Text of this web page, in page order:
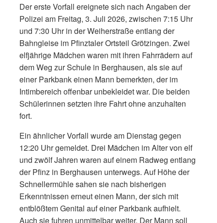
Der erste Vorfall ereignete sich nach Angaben der
Polizei am Freitag, 3. Juli 2026, zwischen 7:15 Uhr
und 7:30 Uhr in der Weiherstraße entlang der
Bahngleise im Pfinztaler Ortsteil Grötzingen. Zwei
elfjährige Mädchen waren mit ihren Fahrrädern auf
dem Weg zur Schule in Berghausen, als sie auf
einer Parkbank einen Mann bemerkten, der im
Intimbereich offenbar unbekleidet war. Die beiden
Schülerinnen setzten ihre Fahrt ohne anzuhalten
fort.
Ein ähnlicher Vorfall wurde am Dienstag gegen
12:20 Uhr gemeldet. Drei Mädchen im Alter von elf
und zwölf Jahren waren auf einem Radweg entlang
der Pfinz in Berghausen unterwegs. Auf Höhe der
Schnellermühle sahen sie nach bisherigen
Erkenntnissen erneut einen Mann, der sich mit
entblößtem Genital auf einer Parkbank aufhielt.
Auch sie fuhren unmittelbar weiter. Der Mann soll